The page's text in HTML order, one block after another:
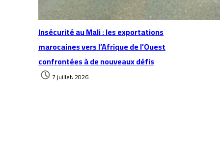
Insécurité au Mali : les exportations
marocaines vers l’Afrique de l’Ouest
confrontées à de nouveaux défis
7 juillet، 2026